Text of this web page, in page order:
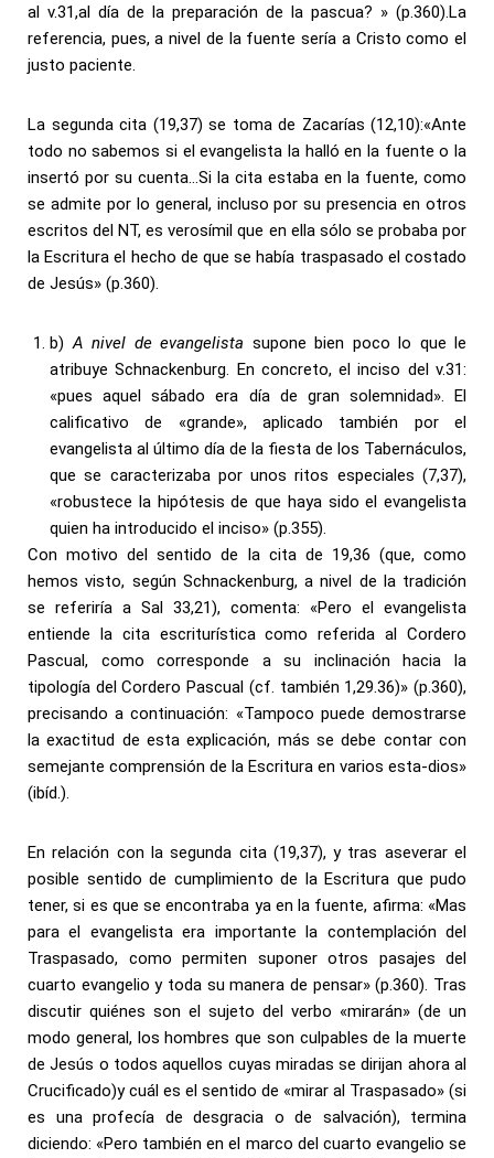
al v.31,al día de la preparación de la pascua? » (p.360).La
referencia, pues, a nivel de la fuente sería a Cristo como el
justo paciente.
La segunda cita (19,37) se toma de Zacarías (12,10):«Ante
todo no sabemos si el evangelista la halló en la fuente o la
insertó por su cuenta…Si la cita estaba en la fuente, como
se admite por lo general, incluso por su presencia en otros
escritos del NT, es verosímil que en ella sólo se probaba por
la Escritura el hecho de que se había traspasado el costado
de Jesús» (p.360).
b)A nivel de evangelista supone bien poco lo que le
atribuye Schnackenburg. En concreto, el inciso del v.31:
«pues aquel sábado era día de gran solemnidad». El
calificativo de «grande», aplicado también por el
evangelista al último día de la fiesta de los Tabernáculos,
que se caracterizaba por unos ritos especiales (7,37),
«robustece la hipótesis de que haya sido el evangelista
quien ha introducido el inciso» (p.355).
Con motivo del sentido de la cita de 19,36 (que, como
hemos visto, según Schnackenburg, a nivel de la tradición
se referiría a Sal 33,21), comenta: «Pero el evangelista
entiende la cita escriturística como referida al Cordero
Pascual, como corresponde a su inclinación hacia la
tipología del Cordero Pascual (cf. también 1,29.36)» (p.360),
precisando a continuación: «Tampoco puede demostrarse
la exactitud de esta explicación, más se debe contar con
semejante comprensión de la Escritura en varios esta-dios»
(ibíd.).
En relación con la segunda cita (19,37), y tras aseverar el
posible sentido de cumplimiento de la Escritura que pudo
tener, si es que se encontraba ya en la fuente, afirma: «Mas
para el evangelista era importante la contemplación del
Traspasado, como permiten suponer otros pasajes del
cuarto evangelio y toda su manera de pensar» (p.360). Tras
discutir quiénes son el sujeto del verbo «mirarán» (de un
modo general, los hombres que son culpables de la muerte
de Jesús o todos aquellos cuyas miradas se dirijan ahora al
Crucificado)y cuál es el sentido de «mirar al Traspasado» (si
es una profecía de desgracia o de salvación), termina
diciendo: «Pero también en el marco del cuarto evangelio se